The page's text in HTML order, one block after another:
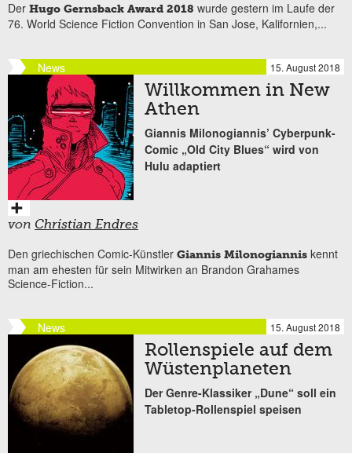
Der Hugo Gernsback Award 2018 wurde gestern im Laufe der
76. World Science Fiction Convention in San Jose, Kalifornien,...
News 15. August 2018
Willkommen in New
Athen
Giannis Milonogiannis’ Cyberpunk-
Comic „Old City Blues“ wird von
Hulu adaptiert
von Christian Endres
Den griechischen Comic-Künstler Giannis Milonogiannis kennt
man am ehesten für sein Mitwirken an Brandon Grahames
Science-Fiction...
News 15. August 2018
Rollenspiele auf dem
Wüstenplaneten
Der Genre-Klassiker „Dune“ soll ein
Tabletop-Rollenspiel speisen